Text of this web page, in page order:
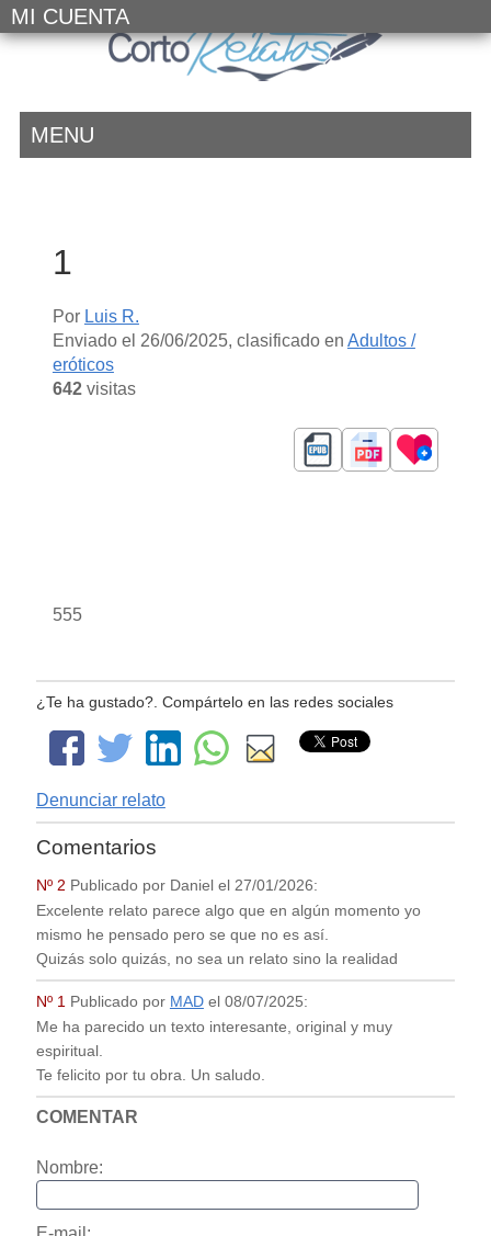
MI CUENTA
MENU
1
Por Luis R.
Enviado el 26/06/2025, clasificado en Adultos /
eróticos
642visitas
555
¿Te ha gustado?. Compártelo en las redes sociales
Denunciar relato
Comentarios
Nº 2 Publicado por Daniel el 27/01/2026:
Excelente relato parece algo que en algún momento yo
mismo he pensado pero se que no es así.
Quizás solo quizás, no sea un relato sino la realidad
Nº 1 Publicado por MADel 08/07/2025:
Me ha parecido un texto interesante, original y muy
espiritual.
Te felicito por tu obra. Un saludo.
COMENTAR
Nombre: